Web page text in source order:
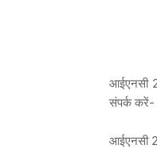
आईएनसी
संपर्क
आईएनसी